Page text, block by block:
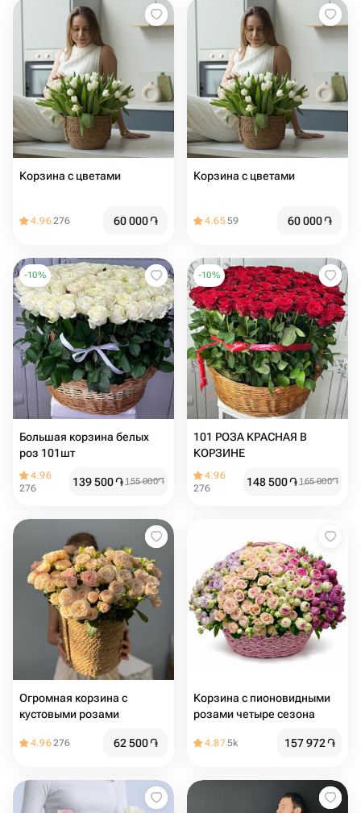
Корзина с цветами ️
4.96276 60 000֏
Корзина с цветами ️
4.6559 60 000֏
-10%
Большая корзина белых
роз 101шт
4.96
276
139 500֏ 155 000֏
-10%
101 РОЗА КРАСНАЯ В
КОРЗИНЕ
4.96
276
148 500֏ 165 000֏
Огромная корзина с
кустовыми розами
4.96276 62 500֏
Корзина с пионовидными
розами четыре сезона
4.875k 157 972֏